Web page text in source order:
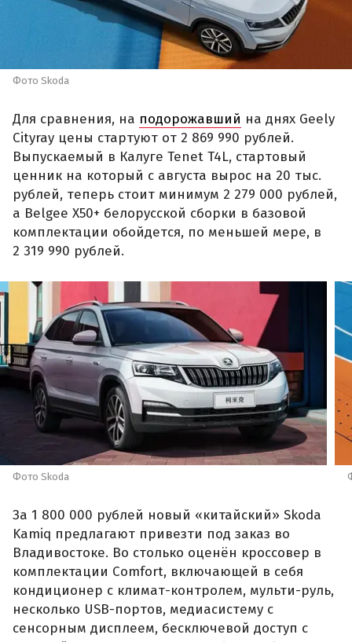
Фото Skoda
Для сравнения, на подорожавший на днях Geely
Cityray цены стартуют от 2 869 990 рублей.
Выпускаемый в Калуге Tenet T4L, стартовый
ценник на который с августа вырос на 20 тыс.
рублей, теперь стоит минимум 2 279 000 рублей,
а Belgee X50+ белорусской сборки в базовой
комплектации обойдется, по меньшей мере, в
2 319 990 рублей.
Фото Skoda
За 1 800 000 рублей новый «китайский» Skoda
Kamiq предлагают привезти под заказ во
Владивостоке. Во столько оценён кроссовер в
комплектации Comfort, включающей в себя
кондиционер с климат-контролем, мульти-руль,
несколько USB-портов, медиасистему с
сенсорным дисплеем, бесключевой доступ с